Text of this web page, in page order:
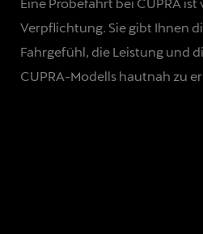
Verpflichtung. Sie gibt Ihnen
Fahrgefühl, die Leistung und
CUPRA-Modells hautnah zu